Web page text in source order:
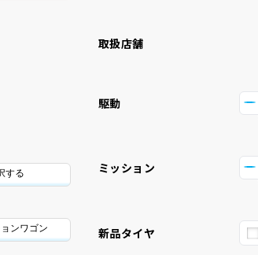
する
ンワゴン
取扱店舗
駆動
ミッション
新品タイヤ